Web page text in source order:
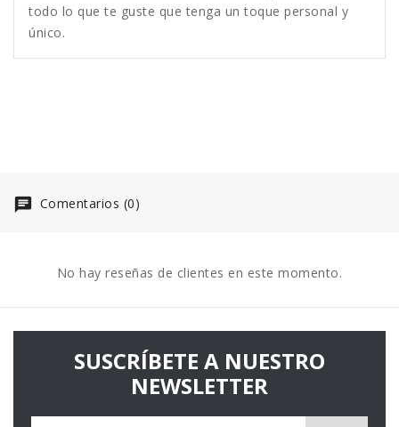
todo lo que te guste que tenga un toque personal y
único.
Comentarios (0)
No hay reseñas de clientes en este momento.
SUSCRÍBETE A NUESTRO
NEWSLETTER